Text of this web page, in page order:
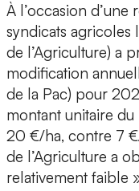
À l’occasion
syndicats agricoles
de l’Agriculture) a
modification
de la Pac) pour
montant unitaire du
20 €/ha, contre 7
de l’Agriculture a
relativement faible